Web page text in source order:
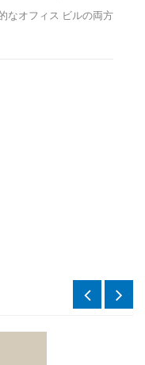
なオフィス ビルの両方